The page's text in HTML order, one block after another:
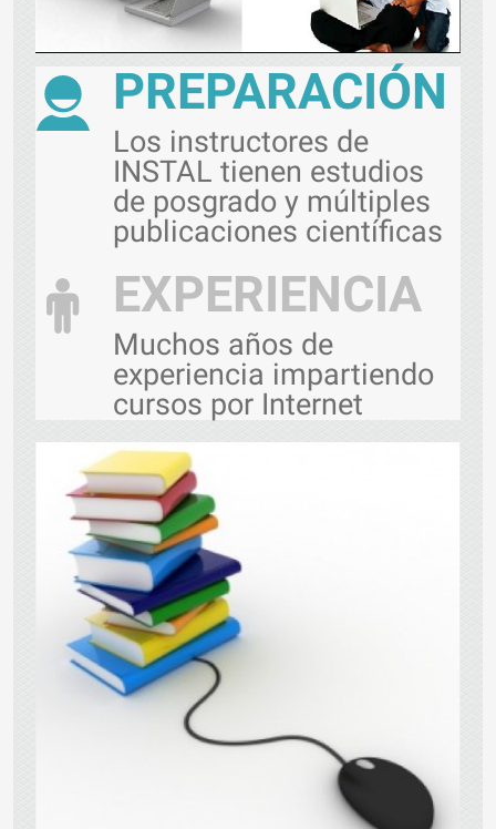
PREPARACIÓN
Los instructores de
INSTAL tienen estudios
de posgrado y múltiples
publicaciones científicas
EXPERIENCIA
Muchos años de
experiencia impartiendo
cursos por Internet